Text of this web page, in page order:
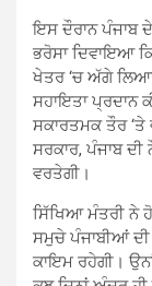
ਇਸ ਦੌਰਾਨ ਪੰਜਾਬ
ਭਰੋਸਾ ਦਿਵਾਇਆ
ਖੇਤਰ ‘ਚ ਅੱਗੇ
ਸਹਾਇਤਾ ਪ੍ਰਦਾਨ
ਸਕਾਰਤਮਕ ਤੌਰ ‘ਤੇ
ਸਰਕਾਰ, ਪੰਜਾਬ
ਵਰਤੇਗੀ।
ਸਿੱਖਿਆ ਮੰਤਰੀ ਨੇ
ਸਮੁਚੇ ਪੰਜਾਬੀਆਂ
ਕਾਇਮ ਰਹੇਗੀ।